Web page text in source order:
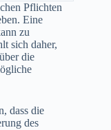
Pflichten
Eine
zu
sich daher,
die
dass die
des